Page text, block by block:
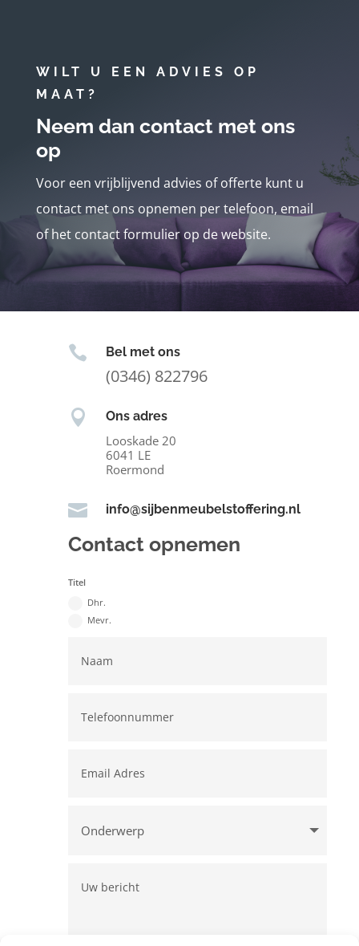
WILT U EEN ADVIES OP
MAAT?
Neem dan contact met ons
op
Voor een vrijblijvend advies of offerte kunt u
contact met ons opnemen per telefoon, email
of het contact formulier op de website.
 Bel met ons
(0346) 822796
 Ons adres
Looskade 20
6041 LE
Roermond
 info@sijbenmeubelstoffering.nl
Contact opnemen
Titel
Dhr.
Mevr.